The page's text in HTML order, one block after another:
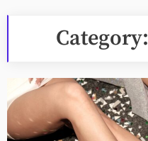
Category: